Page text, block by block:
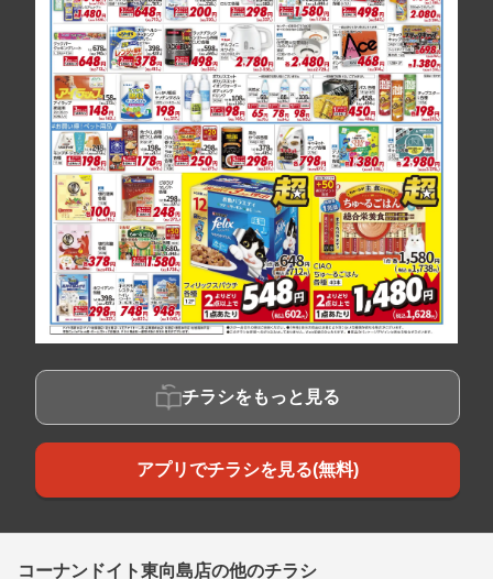
チラシをもっと見る
アプリでチラシを見る(無料)
コーナンドイト東向島店の他のチラシ